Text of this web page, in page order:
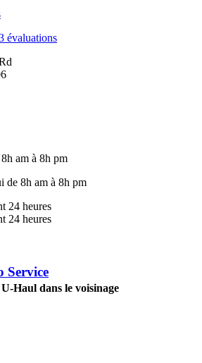
évaluations
am à 8h pm
de 8h am à 8h pm
24 heures
24 heures
Service
Haul dans le voisinage